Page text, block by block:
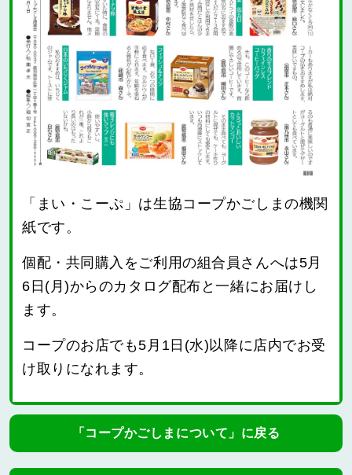
「まい・こーぷ」は生協コープかごしまの機関
紙です。
個配・共同購入をご利用の組合員さんへは5月
6日(月)からのカタログ配布と一緒にお届けし
ます。
コープのお店でも5月1日(水)以降に店内でお受
け取りになれます。
「コープかごしまについて」に戻る